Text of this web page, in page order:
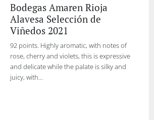
Bodegas Amaren Rioja
Alavesa Selección de
Viñedos 2021
92 points. Highly aromatic, with notes of
rose, cherry and violets, this is expressive
and delicate while the palate is silky and
juicy, with...